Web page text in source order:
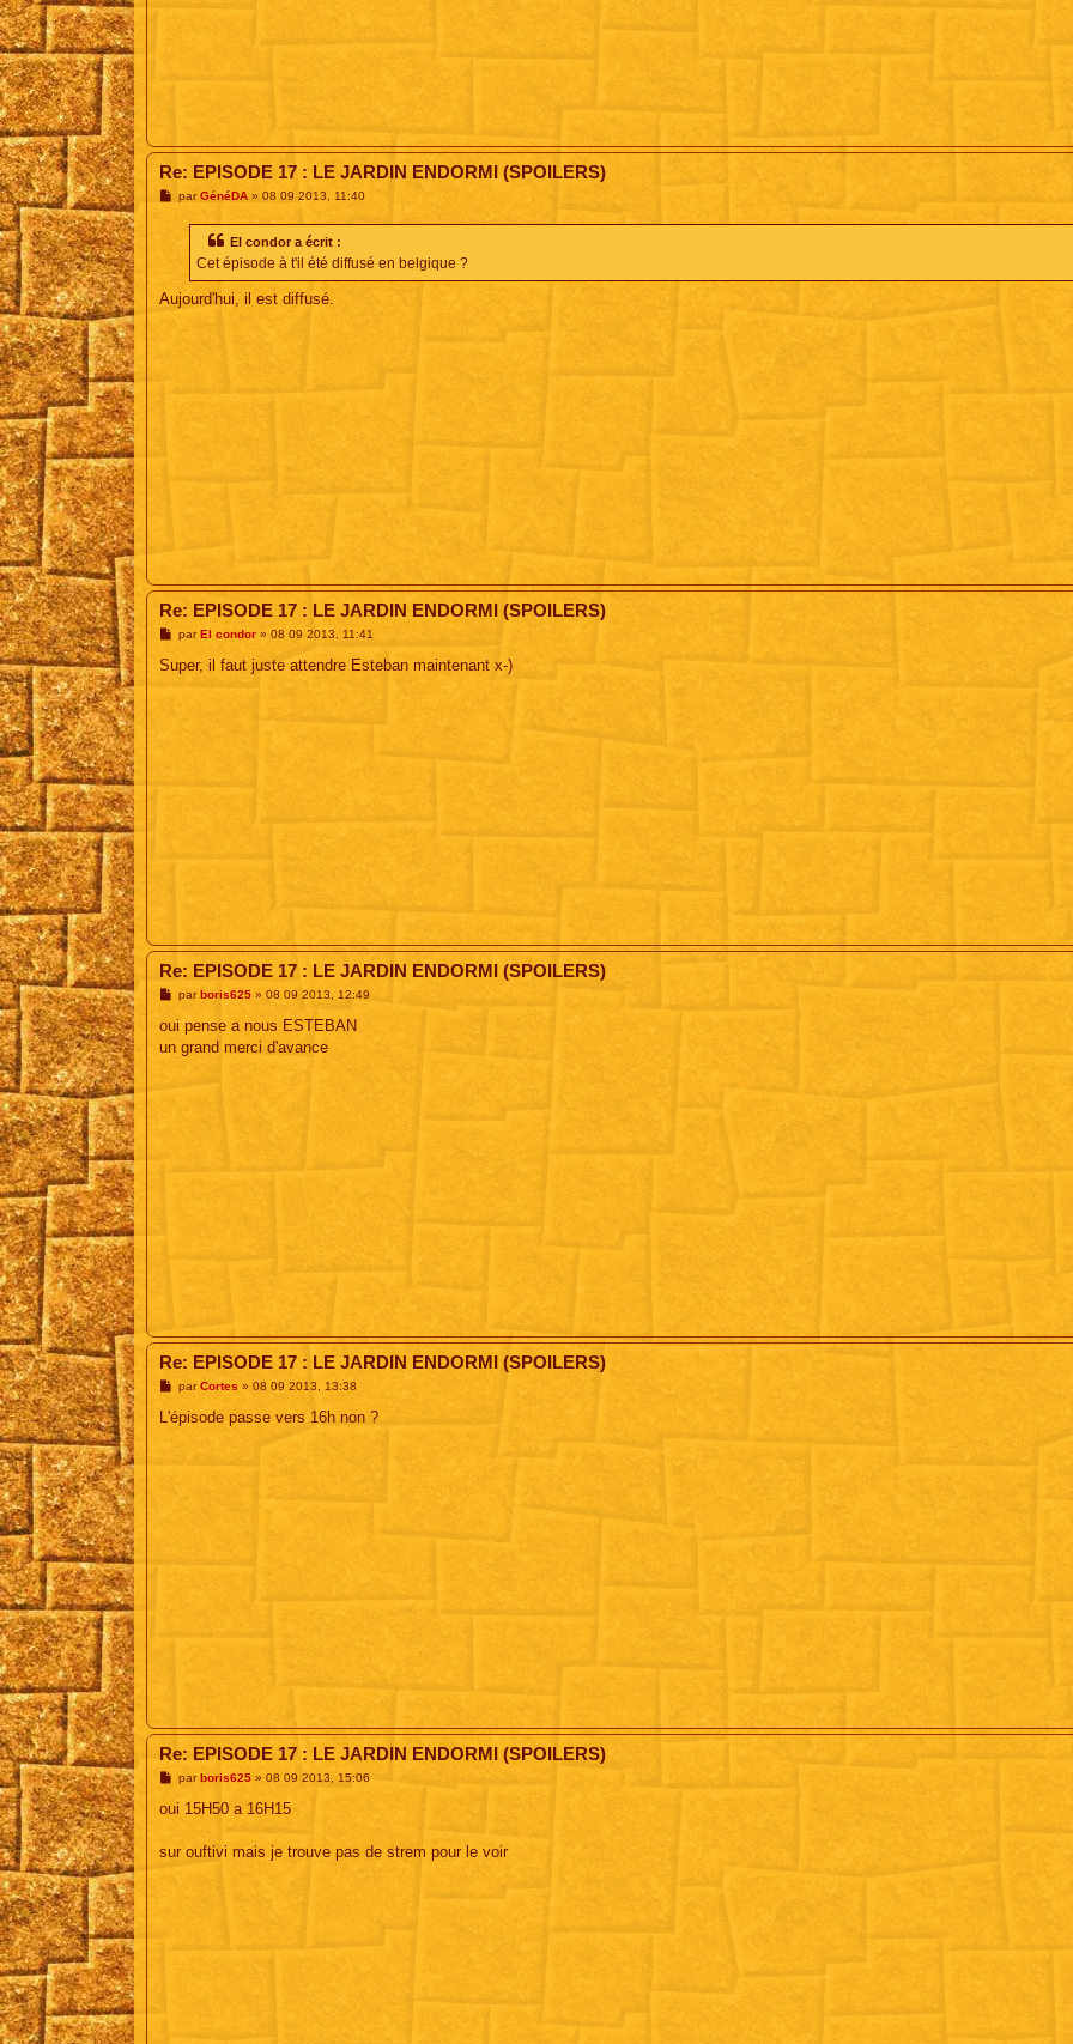
Re: EPISODE 17 : LE JARDIN ENDORMI (SPOILERS)
Mpar GénéDA» 08 09 2013, 11:40
El condor a écrit :
Cet épisode à t'il été diffusé en belgique ?
Aujourd'hui, il est diffusé.
Re: EPISODE 17 : LE JARDIN ENDORMI (SPOILERS)
M
s
parEl condor» 08 09 2013, 11:41
Super, il faut juste attendre Esteban maintenant x-)
Re: EPISODE 17 : LE JARDIN ENDORMI (SPOILERS)
M
s
a
parboris625» 08 09 2013, 12:49
oui pense a nous ESTEBAN
un grand merci d'avance
Re: EPISODE 17 : LE JARDIN ENDORMI (SPOILERS)
M
s
parCortes » 08 09 2013, 13:38
L'épisode passe vers 16h non ?
Re: EPISODE 17 : LE JARDIN ENDORMI (SPOILERS)
M
s
g
par boris625» 08 09 2013, 15:06
oui 15H50 a 16H15
sur ouftivi mais je trouve pas de strem pour le voir